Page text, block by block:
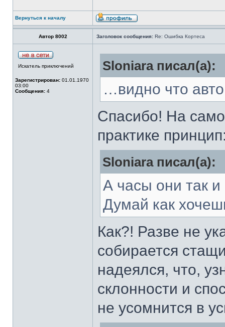
Вернуться к началу
Автор 8002 Заголовок сообщения: Re: Ошибка Кортеса
Искатель приключений
Зарегистрирован: 01.01.1970
03:00
Сообщения: 4
Sloniara писал(а):
…видно что
Спасибо! На
практике
Sloniara писал(а):
А часы они так
Думай как
Как?! Разве не
собирается
надеялся, что,
склонности и
не усомнится в